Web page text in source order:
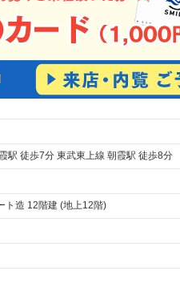
駅 徒歩7分 東武東上線 朝霞駅 徒歩8分
ト造 12階建 (地上12階)